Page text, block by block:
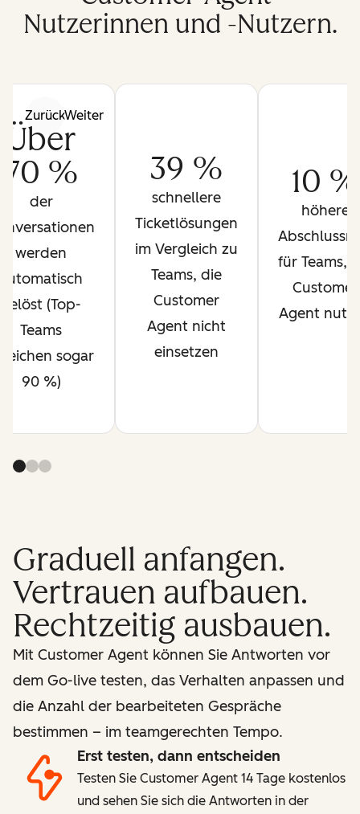
Nutzerinnen und -Nutzern.
ZurückWeiter
Über
70 %
der
werden
automatisch
gelöst (Top-
Teams
sogar
90 %)
39 %
schnellere
Ticketlösungen
im Vergleich zu
Teams, die
Customer
Agent nicht
einsetzen
10 %
höhere
für Teams,
Customer
Agent
Graduell anfangen.
Vertrauen aufbauen.
Rechtzeitig ausbauen.
Mit Customer Agent können Sie Antworten vor
dem Go-live testen, das Verhalten anpassen und
die Anzahl der bearbeiteten Gespräche
bestimmen – im teamgerechten Tempo.
Erst testen, dann entscheiden
Testen Sie Customer Agent 14 Tage kostenlos
und sehen Sie sich die Antworten in der